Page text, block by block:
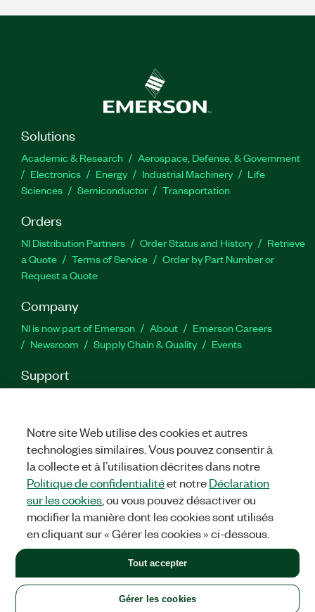
Solutions
Academic & Research
Aerospace, Defense, & Government
Electronics
Energy Industrial Machinery
Life
Sciences
Semiconductor Transportation
Orders
NI Distribution Partners Order Status and History
Retrieve
a Quote
Terms of Service
Order by Part Number or
Request a Quote
Company
NI is now part of Emerson About
Emerson Careers
Newsroom
Supply Chain & Quality Events
Support
Feedback
Facebook
TwitterLinkedIn
United States
LEGAL|IMPRINT|PRIVACY|Gérer les cookies
©2026NATIONAL INSTRUMENTS CORP. ALL RIGHTS RESERVED.
+1 877 388 1952
Notre site Web utilise des cookies et autres
technologies similaires. Vous pouvez consentir à
la collecte et à l’utilisation décrites dans notre
Politique de confidentialitéet notreDéclaration
sur les cookies , ou vous pouvez désactiver ou
modifier la manière dont les cookies sont utilisés
en cliquant sur « Gérer les cookies » ci-dessous.
Gérer les cookies
Tout accepter